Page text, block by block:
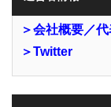
＞会社概要／
＞Twitter